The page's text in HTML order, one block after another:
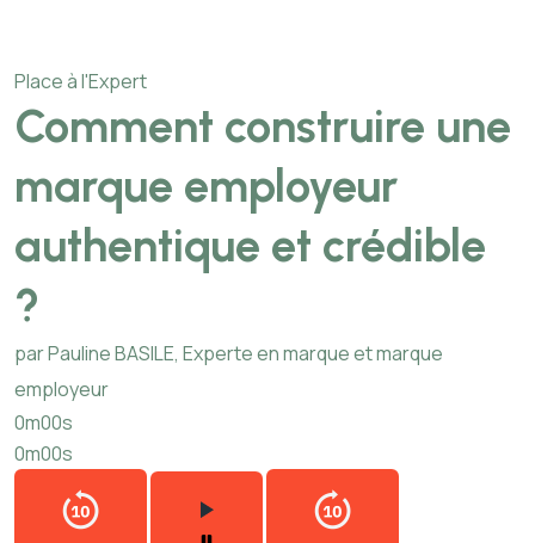
Place à l'Expert
Comment construire une
marque employeur
authentique et crédible
?
par Pauline BASILE, Experte en marque et marque
employeur
0m00s
0m00s